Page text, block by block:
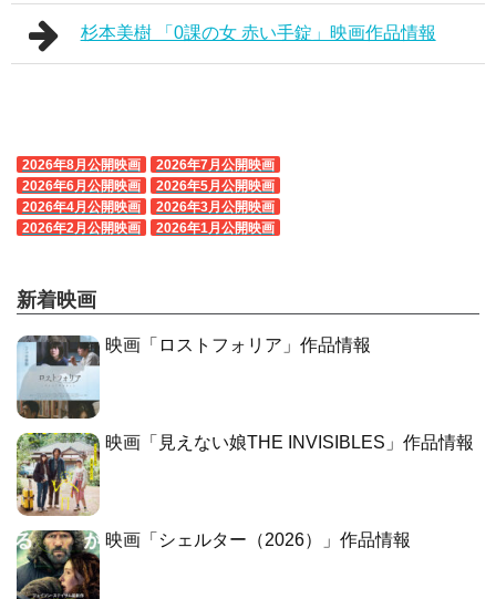
杉本美樹 「0課の女 赤い手錠」映画作品情報
2026年8月公開映画
2026年7月公開映画
2026年6月公開映画
2026年5月公開映画
2026年4月公開映画
2026年3月公開映画
2026年2月公開映画
2026年1月公開映画
新着映画
映画「ロストフォリア」作品情報
映画「見えない娘THE INVISIBLES」作品情報
映画「シェルター（2026）」作品情報